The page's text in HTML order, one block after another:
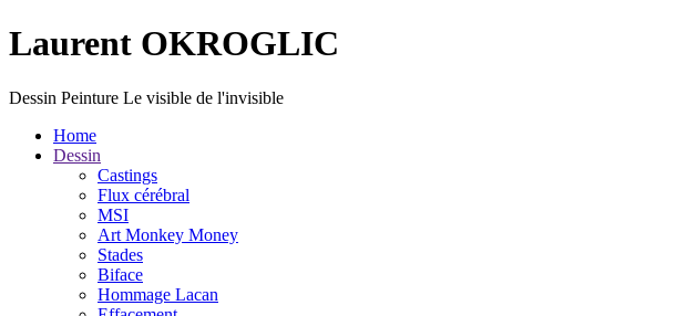
Laurent OKROGLIC
Dessin Peinture Le visible de l'invisible
Home
Dessin
Castings
Flux cérébral
MSI
Art Monkey Money
Stades
Biface
Hommage Lacan